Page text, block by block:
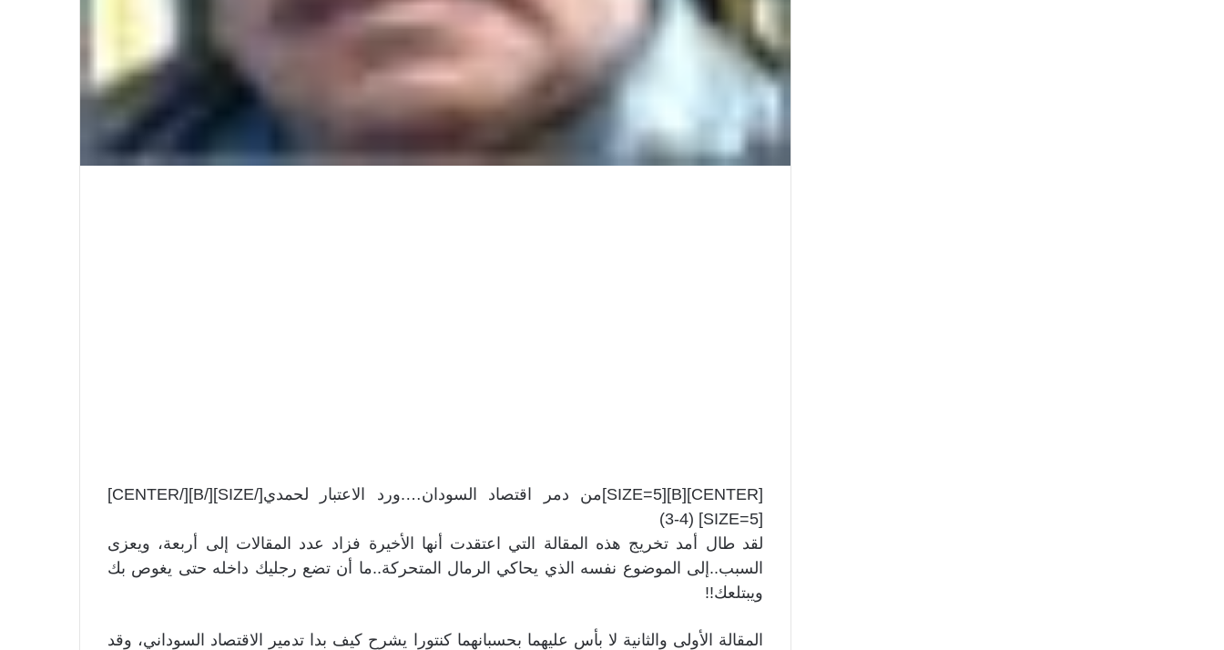
[CENTER][B][SIZE=5]من دمر اقتصاد السودان….ورد الاعتبار لحمدي[/SIZE][/B][/CENTER]
[SIZE=5] (3-4)
لقد طال أمد تخريج هذه المقالة التي اعتقدت أنها الأخيرة فزاد عدد المقالات إلى أربعة، ويعزى
السبب..إلى الموضوع نفسه الذي يحاكي الرمال المتحركة..ما أن تضع رجليك داخله حتى يغوص بك
ويبتلعك!!
المقالة الأولى والثانية لا بأس عليهما بحسبانهما كنتورا يشرح كيف بدا تدمير الاقتصاد السوداني، وقد